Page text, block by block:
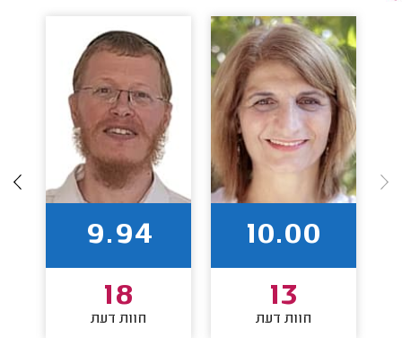
10.00
13
חוות דעת
9.94
18
חוות דעת